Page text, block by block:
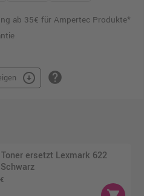
ab 35€ für Ampertec Produkte*
arrow_circle_down help
ersetzt Lexmark 622